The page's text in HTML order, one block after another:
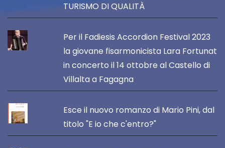
TURISMO DI QUALITÀ
Per il Fadiesis Accordion Festival 2023
la giovane fisarmonicista Lara Fortunat
in concerto il 14 ottobre al Castello di
Villalta a Fagagna
Esce il nuovo romanzo di Mario Pini, dal
titolo "E io che c'entro?"